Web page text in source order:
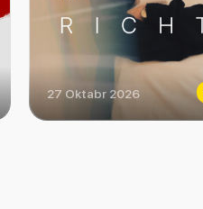
Max Richter
27 Oktabr 2026